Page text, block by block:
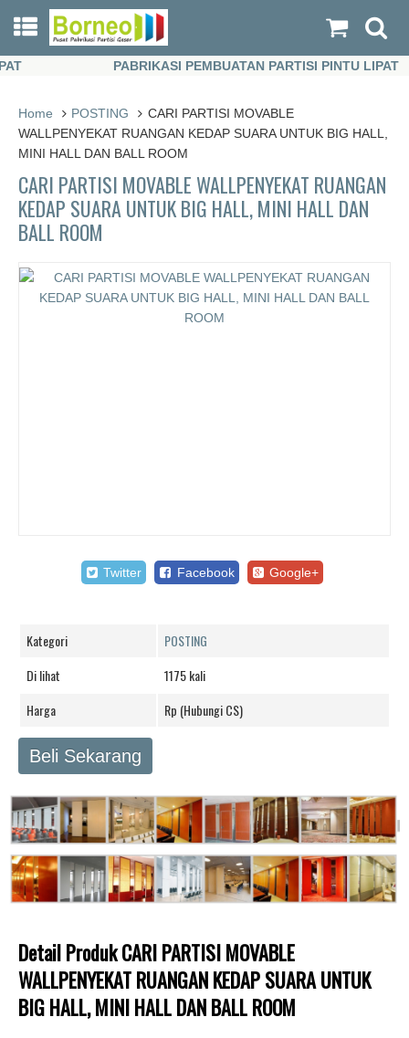
PABRIKASI PEMBUATAN PARTISI PINTU LIPAT
Home
POSTING
CARI PARTISI MOVABLE
WALLPENYEKAT RUANGAN KEDAP SUARA UNTUK BIG HALL,
MINI HALL DAN BALL ROOM
CARI PARTISI MOVABLE WALLPENYEKAT RUANGAN
KEDAP SUARA UNTUK BIG HALL, MINI HALL DAN
BALL ROOM
Twitter Facebook Google+
Kategori
POSTING
Di lihat
1175 kali
Harga
Rp (Hubungi CS)
Beli Sekarang
Detail Produk CARI PARTISI MOVABLE
WALLPENYEKAT RUANGAN KEDAP SUARA UNTUK
BIG HALL, MINI HALL DAN BALL ROOM